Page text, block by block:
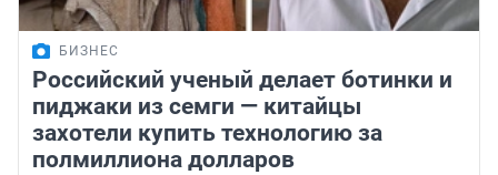
БИЗНЕС
Российский ученый делает ботинки и
пиджаки из семги — китайцы
захотели купить технологию за
полмиллиона долларов